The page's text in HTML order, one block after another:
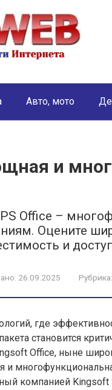
Авто, мото
и
Office –
Оцените
и
26.09.2025 Рубрика:
где
становится
Office, ныне
и
компанией